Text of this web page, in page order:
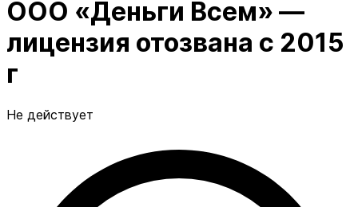
ООО «Деньги Всем» —
лицензия отозвана с 2015
г
Не действует